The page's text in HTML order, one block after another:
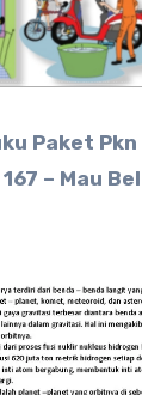
Paket Pkn
167 – Mau